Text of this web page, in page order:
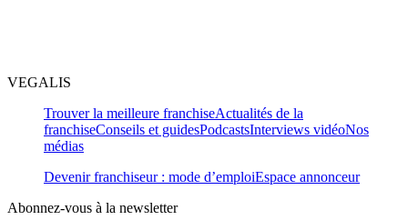
VEGALIS
Trouver la meilleure franchiseActualités de la
franchiseConseils et guidesPodcastsInterviews vidéoNos
médias
Devenir franchiseur : mode d’emploiEspace annonceur
Abonnez-vous à la newsletter